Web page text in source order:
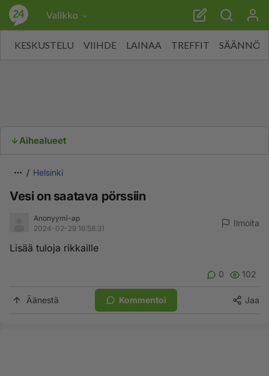
Valikko
KESKUSTELU VIIHDE LAINAA TREFFIT SÄÄNNÖT
Aihealueet
Helsinki
Vesi on saatava pörssiin
Anonyymi-ap
2024-02-29 16:58:31
Ilmoita
Lisää tuloja rikkaille
0 102
Äänestä Kommentoi Jaa